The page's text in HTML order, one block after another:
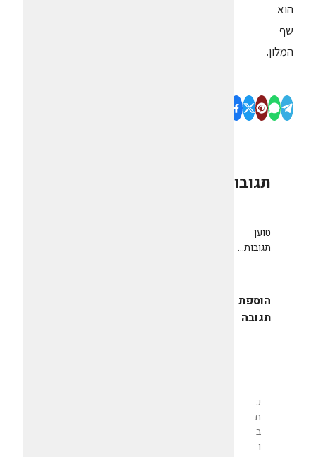
הוא
שף
המלון.
תגובות
טוען
תגובות...
הוספת
תגובה